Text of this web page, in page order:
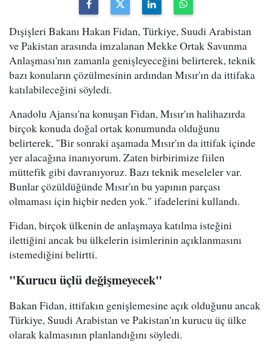
Dışişleri Bakanı Hakan Fidan, Türkiye, Suudi Arabistan
ve Pakistan arasında imzalanan Mekke Ortak Savunma
Anlaşması'nın zamanla genişleyeceğini belirterek, teknik
bazı konuların çözülmesinin ardından Mısır'ın da ittifaka
katılabileceğini söyledi.
Anadolu Ajansı'na konuşan Fidan, Mısır'ın halihazırda
birçok konuda doğal ortak konumunda olduğunu
belirterek, "Bir sonraki aşamada Mısır'ın da ittifak içinde
yer alacağına inanıyorum. Zaten birbirimize fiilen
müttefik gibi davranıyoruz. Bazı teknik meseleler var.
Bunlar çözüldüğünde Mısır'ın bu yapının parçası
olmaması için hiçbir neden yok." ifadelerini kullandı.
Fidan, birçok ülkenin de anlaşmaya katılma isteğini
ilettiğini ancak bu ülkelerin isimlerinin açıklanmasını
istemediğini belirtti.
"Kurucu üçlü değişmeyecek"
Bakan Fidan, ittifakın genişlemesine açık olduğunu ancak
Türkiye, Suudi Arabistan ve Pakistan'ın kurucu üç ülke
olarak kalmasının planlandığını söyledi.